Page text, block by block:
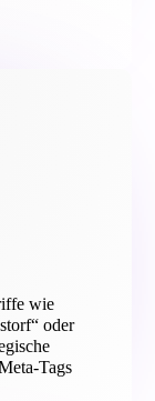
wie
oder
Tags